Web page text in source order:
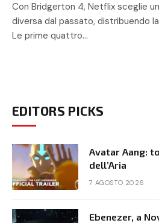
Con Bridgerton 4, Netflix sceglie
diversa dal passato, distribuendo
Le prime quattro…
EDITORS PICKS
Avatar Aang:
dell’Aria
7 AGOSTO 2026
Ebenezer, a